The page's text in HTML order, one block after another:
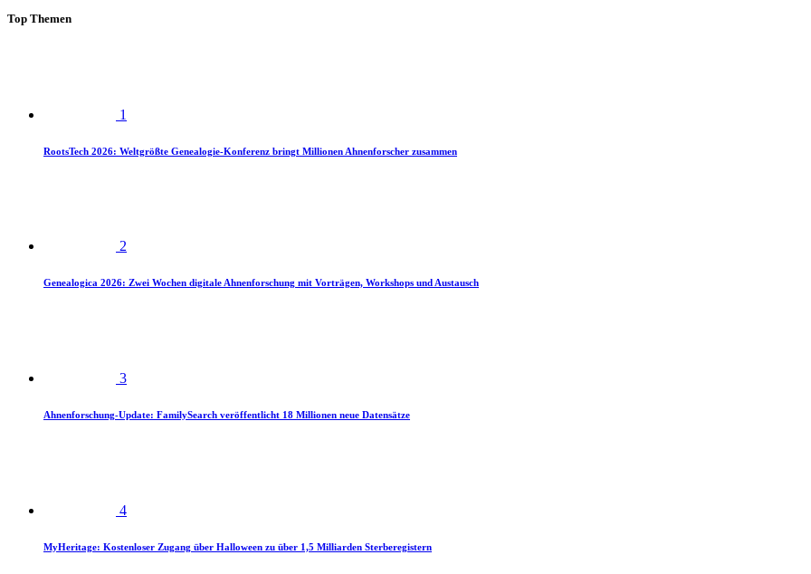
Top Themen
1
RootsTech 2026: Weltgrößte Genealogie-Konferenz bringt Millionen Ahnenforscher zusammen
2
Genealogica 2026: Zwei Wochen digitale Ahnenforschung mit Vorträgen, Workshops und Austausch
3
Ahnenforschung-Update: FamilySearch veröffentlicht 18 Millionen neue Datensätze
4
MyHeritage: Kostenloser Zugang über Halloween zu über 1,5 Milliarden Sterberegistern